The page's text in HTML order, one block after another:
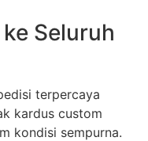
Seluruh
terpercaya
kardus custom
kondisi sempurna.